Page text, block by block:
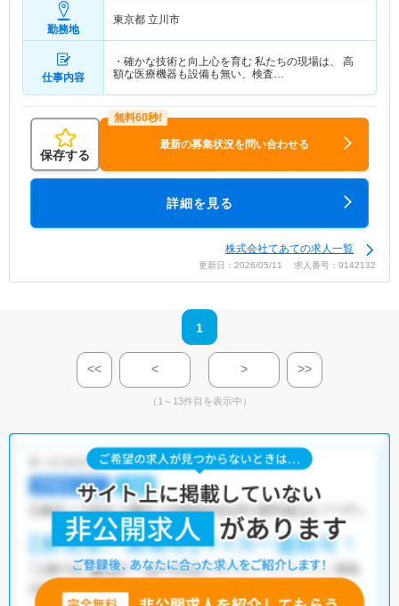
勤務地
東京都 立川市
仕事内容
・確かな技術と向上心を育む 私たちの現場は、 高
額な医療機器も設備も無い、検査…
保存する
最新の募集状況を問い合わせる
詳細を見る
株式会社てあての求人一覧
更新日：2026/05/11 求人番号：9142132
1
<< < > >>
（1～13件目を表示中）